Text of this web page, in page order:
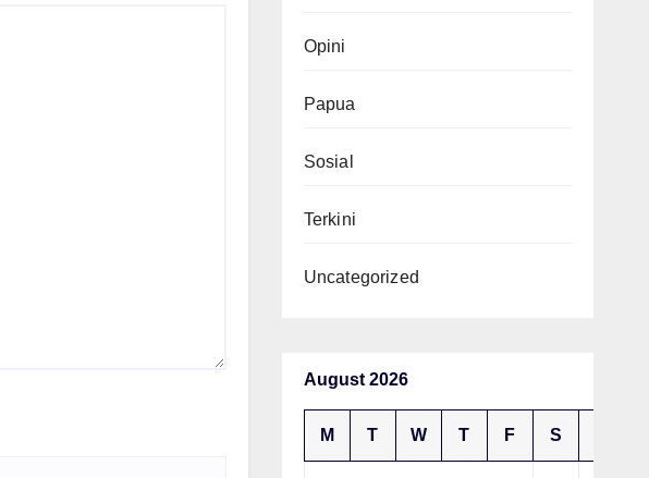
Opini
Papua
Sosial
Terkini
Uncategorized
August 2026
M T W T F S